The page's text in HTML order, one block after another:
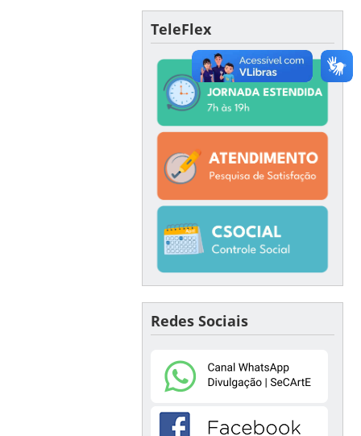
TeleFlex
Redes Sociais